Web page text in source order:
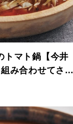
トマト鍋【今井
み合わせてさっ